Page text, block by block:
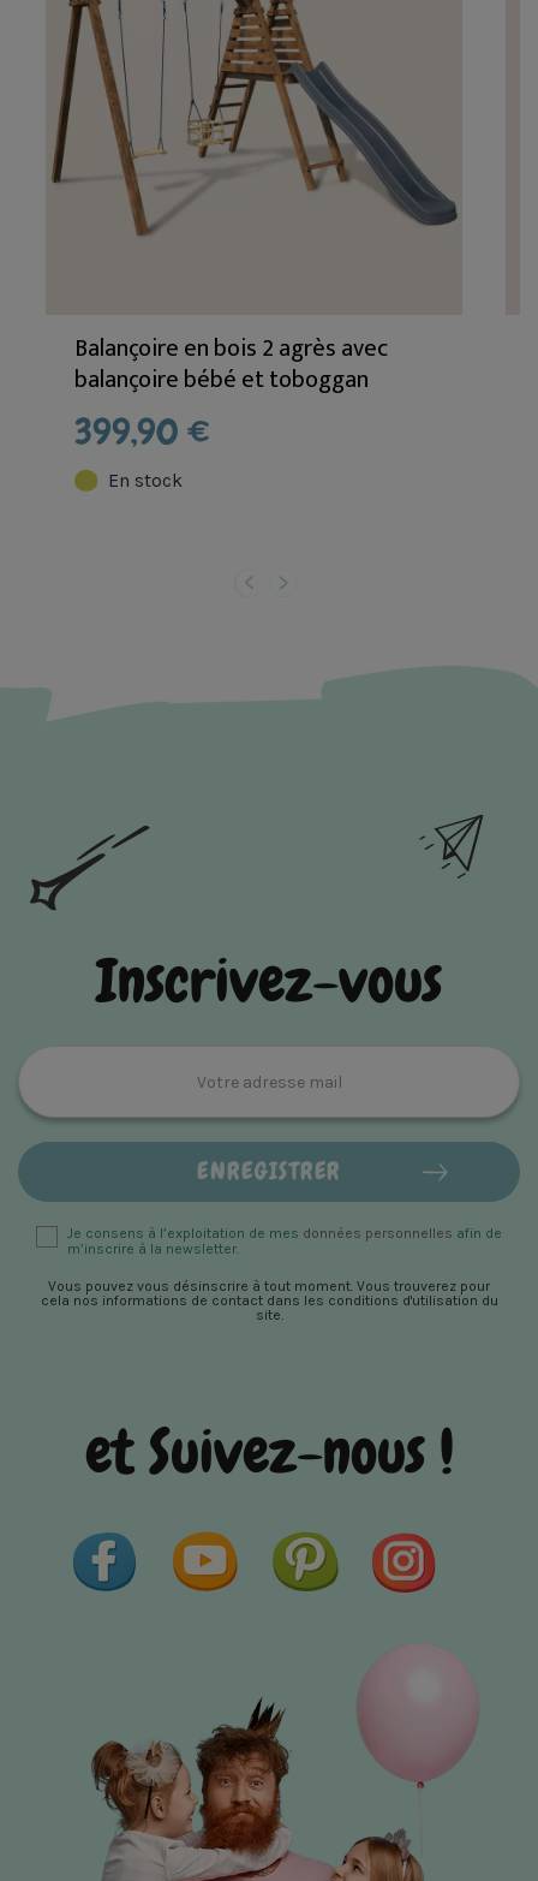
Balançoire en bois 2 agrès avec
balançoire bébé et toboggan
PRUNE
399,90 €
En stock
Inscrivez-vous
Vous pouvez vous désinscrire à tout moment. Vous trouverez pour
cela nos informations de contact dans les conditions d'utilisation du
site.
Je consens à l’exploitation de mes données personnelles afin de
m’inscrire à la newsletter.
et Suivez-nous !
Facebook YouTube Pinterest